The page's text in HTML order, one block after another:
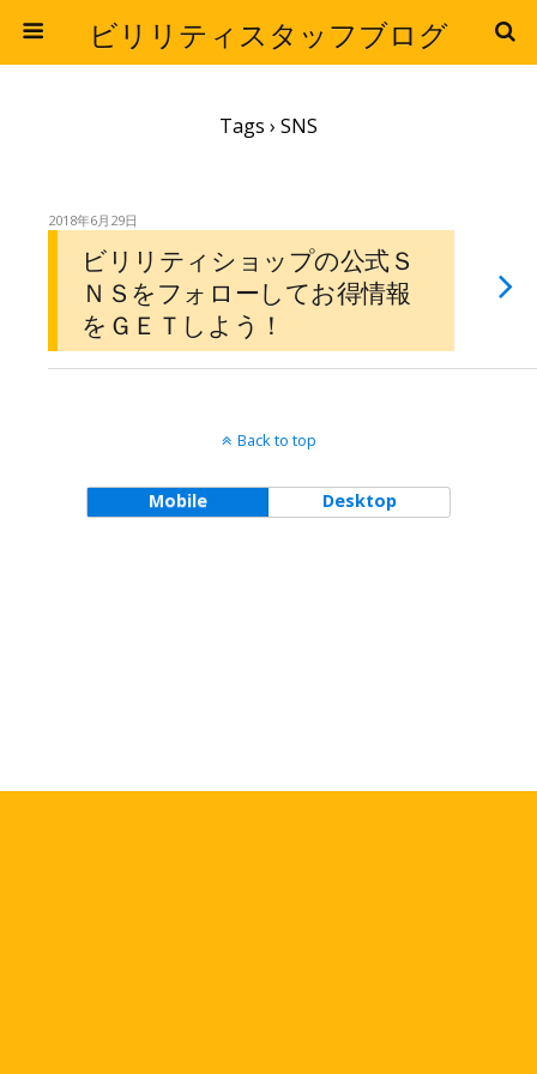
ビリリティスタッフブログ
Tags › SNS
2018年6月29日
ビリリティショップの公式Ｓ
ＮＳをフォローしてお得情報
をＧＥＴしよう！
Back to top
Mobile Desktop